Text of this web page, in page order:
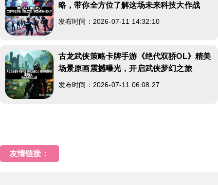
略，带你全方位了解这场未来科技大作战
发布时间：2026-07-11 14:32:10
古龙武侠策略卡牌手游《绝代双骄OL》精美
场景原画震撼曝光，开启武侠梦幻之旅
发布时间：2026-07-11 06:08:27
友情链接：